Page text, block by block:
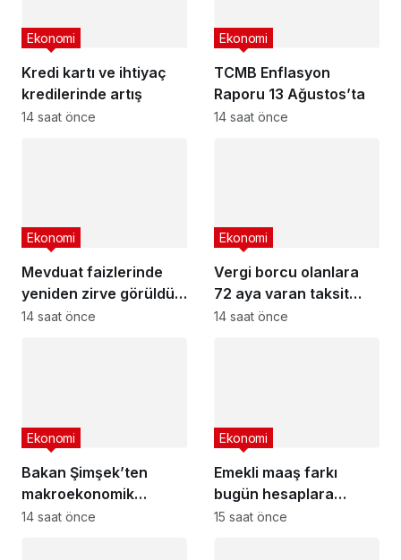
Kredi kartı ve ihtiyaç
kredilerinde artış
Ekonomi
14 saat önce
TCMB Enflasyon
Raporu 13 Ağustos’ta
Ekonomi
14 saat önce
Mevduat faizlerinde
yeniden zirve görüldü :
3 milyon liranın aylık
Ekonomi
14 saat önce
Vergi borcu olanlara
72 aya varan taksit
fırsatı
Ekonomi
14 saat önce
Bakan Şimşek’ten
makroekonomik
istikrar açıklaması
Ekonomi
14 saat önce
Emekli maaş farkı
bugün hesaplara
yatıyor
Ekonomi
15 saat önce